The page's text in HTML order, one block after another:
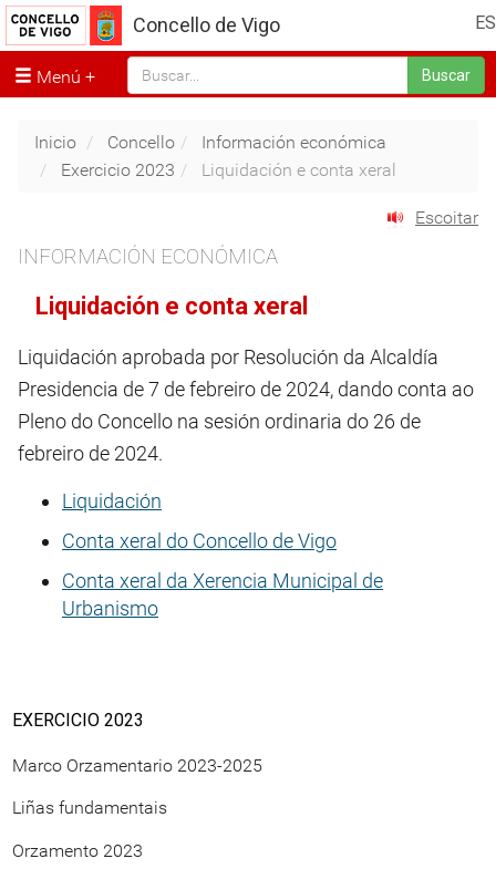
ES
Concello de Vigo
Menú Buscar
Inicio Concello
Información económica
Exercicio 2023
Liquidación e conta xeral
Escoitar
INFORMACIÓN ECONÓMICA
Liquidación e conta xeral
Liquidación aprobada por Resolución da Alcaldía
Presidencia de 7 de febreiro de 2024, dando conta ao
Pleno do Concello na sesión ordinaria do 26 de
febreiro de 2024.
Liquidación
Conta xeral do Concello de Vigo
Conta xeral da Xerencia Municipal de
Urbanismo
EXERCICIO 2023
Marco Orzamentario 2023-2025
Liñas fundamentais
Orzamento 2023